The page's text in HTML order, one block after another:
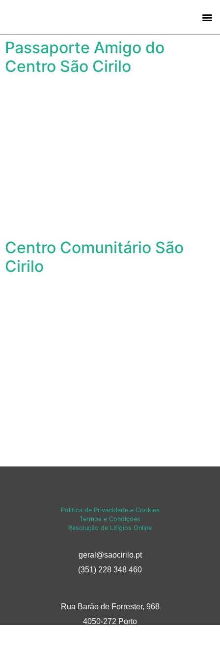
Passaporte Amigo do
Centro São Cirilo
Centro Comunitário São
Cirilo
Política de Privacidade e Cookies
Termos e Condições
Resolução de Litígios Online
geral@saocirilo.pt
(351) 228 348 460
Rua Barão de Forrester, 968
4050-272 Porto